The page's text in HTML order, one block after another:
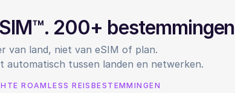
200+ bestemmingen
van land, niet van eSIM of plan.
automatisch tussen landen en netwerken.
ROAMLESS REISBESTEMMINGEN